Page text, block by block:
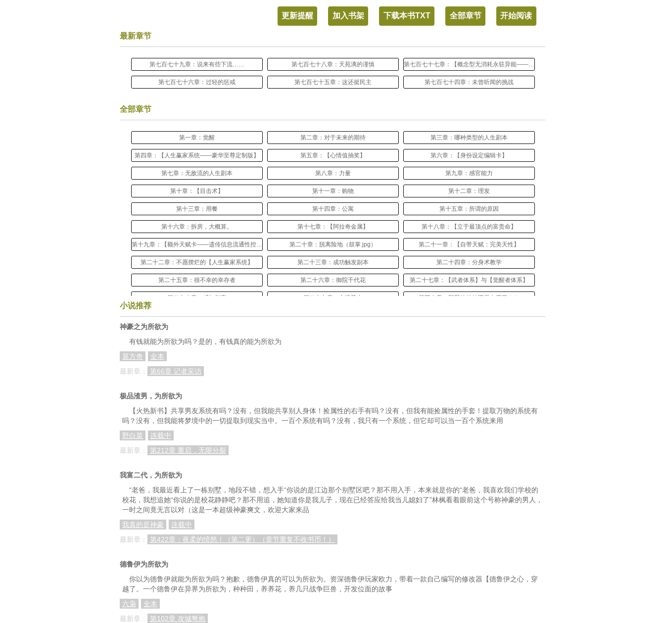
开始阅读
全部章节
下载本书TXT
加入书架
更新提醒
最新章节
第七百七十九章：说来有些下流…… 第七百七十八章：天苑漓的谨慎 第七百七十七章：【概念型无消耗永驻异能——己心真理】
第七百七十六章：过轻的惩戒 第七百七十五章：这还挺民主 第七百七十四章：未曾听闻的挑战
全部章节
第一章：觉醒 第二章：对于未来的期待 第三章：哪种类型的人生剧本
第四章：【人生赢家系统——豪华至尊定制版】 第五章：【心情值抽奖】 第六章：【身份设定编辑卡】
第七章：无敌流的人生剧本 第八章：力量 第九章：感官能力
第十章：【目击术】 第十一章：购物 第十二章：理发
第十三章：用餐 第十四章：公寓 第十五章：所谓的原因
第十六章：拆房，大概算。 第十七章：【阿拉奇金属】 第十八章：【立于最顶点的富贵命】
第十九章：【额外天赋卡——遗传信息流通性控制权】 第二十章：脱离险地（鼓掌.jpg） 第二十一章：【自带天赋：完美天性】
第二十二章：不愿摆烂的【人生赢家系统】 第二十三章：成功触发副本 第二十四章：分身术教学
第二十五章：很不幸的幸存者 第二十六章：御院千代花 第二十七章：【武者体系】与【觉醒者体系】
第二十八章：感知判定 第二十九章：东瀛势力 第三十章：那我的外挂不是白开了？？
第三十一章：各项评分 第三十二章：案件 第三十三章：西乡华道子
第四十章：测试（二）
第四十九章：【靜庭私立贵族学院】 第五十章：天苑漓 第五十一章：自身天赋性得分的意义
第五十二章：入学三问
第五十八章：车展？
第六十一章：我这个位置那可是万众瞩目的哦！ 第六十二章：窗台很危险的呀！！！ 关于本书与本人的大致情况
第六十三章：羞怒 第六十四章：孤云美夜子
第六十六章：不大好相处的人
第七十二章：你有没有飞过？
第七十五章：面试走狗 第七十六章：面试走狗（二） 第七十七章：【公司——紫色梦幻天】
第七十八章：【权力之兽——紫色梦幻天】
第八十一章：开门红
小说推荐
神豪之为所欲为
有钱就能为所欲为吗？是的，有钱真的能为所欲为
莫方奇
全本
最新章：
第66章 记者采访
极品渣男，为所欲为
【火热新书】共享男友系统有吗？没有，但我能共享别人身体！捡属性的右手有吗？没有，但我有能捡属性的手套！提取万物的系统有
吗？没有，但我能将梦境中的一切提取到现实当中。一百个系统有吗？没有，我只有一个系统，但它却可以当一百个系统来用
野白菜
连载中
最新章：
第212章 重启，无限分裂
我富二代，为所欲为
“老爸，我最近看上了一栋别墅，地段不错，想入手“你说的是江边那个别墅区吧？那不用入手，本来就是你的“老爸，我喜欢我们学校的
校花，我想追她“你说的是校花静静吧？那不用追，她知道你是我儿子，现在已经答应给我当儿媳妇了”林枫看着眼前这个号称神豪的男人，
一时之间竟无言以对（这是一本超级神豪爽文，欢迎大家来品
我真的是神豪
连载中
最新章：
第422章：夜柔的愤怒！（第二更）（章节重复不收书币！）
德鲁伊为所欲为
你以为德鲁伊就能为所欲为吗？抱歉，德鲁伊真的可以为所欲为。资深德鲁伊玩家欧力，带着一款自己编写的修改器【德鲁伊之心，穿
越了。一个德鲁伊在异界为所欲为，种种田，养养花，养几只战争巨兽，开发位面的故事
六枭
全本
最新章：
第102章 攻城弩炮